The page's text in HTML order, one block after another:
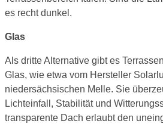
es recht dunkel.
Glas
Als dritte Alternative gibt es
Glas, wie etwa vom Hersteller
niedersächsischen Melle. Sie
Lichteinfall, Stabilität und
transparente Dach erlaubt den